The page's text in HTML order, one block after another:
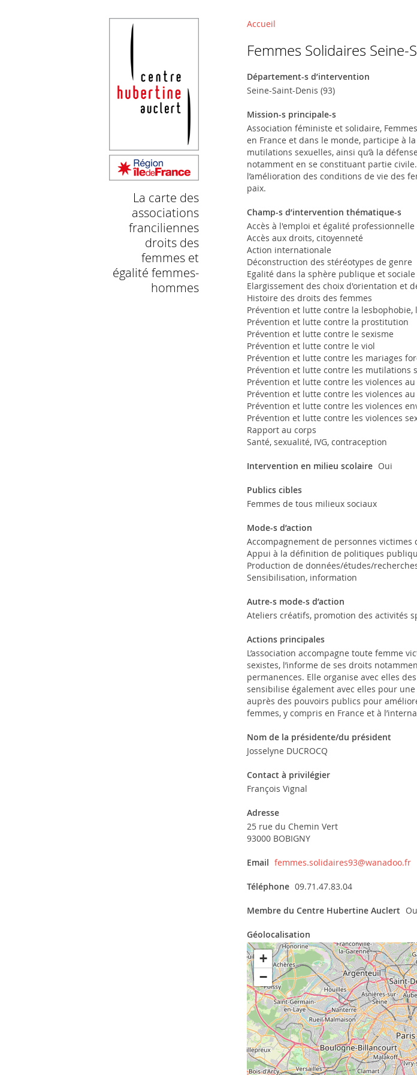
Accueil
Femmes Solidaires Seine-
Département-s d’intervention
Seine-Saint-Denis (93)
Mission-s principale-s
Association féministe et solidaire,
en France et dans le monde, participe à
mutilations sexuelles, ainsi qu’à la
notamment en se constituant partie
l’amélioration des conditions de vie des
paix.
Champ-s d’intervention thématique-s
Accès à l'emploi et égalité
Accès aux droits, citoyenneté
Action internationale
Déconstruction des stéréotypes de genre
Egalité dans la sphère publique et sociale
Elargissement des choix d'orientation et
Histoire des droits des femmes
Prévention et lutte contre la
Prévention et lutte contre la prostitution
Prévention et lutte contre le sexisme
Prévention et lutte contre le viol
Prévention et lutte contre les mariages
Prévention et lutte contre les mutilations
Prévention et lutte contre les violences
Prévention et lutte contre les violences
Prévention et lutte contre les violences
Prévention et lutte contre les violences
Rapport au corps
Santé, sexualité, IVG, contraception
Intervention en milieu scolaire Oui
Publics cibles
Femmes de tous milieux sociaux
Mode-s d’action
Accompagnement de personnes victimes
Appui à la définition de politiques
Production de données/études/
Sensibilisation, information
Autre-s mode-s d’action
Ateliers créatifs, promotion des activités
Actions principales
L’association accompagne toute femme
sexistes, l’informe de ses droits
permanences. Elle organise avec elles
sensibilise également avec elles pour
auprès des pouvoirs publics pour
femmes, y compris en France et à
Nom de la présidente/du président
Josselyne DUCROCQ
Contact à privilégier
François Vignal
Adresse
25 rue du Chemin Vert
93000 BOBIGNY
Email femmes.solidaires93@wanadoo.fr
Téléphone 09.71.47.83.04
Membre du Centre Hubertine Auclert
Géolocalisation
+
−
La carte des
associations
franciliennes
droits des
femmes et
égalité femmes-
hommes